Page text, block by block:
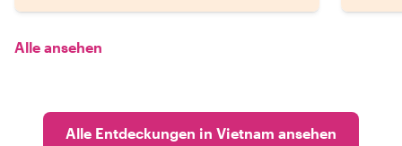
Alle ansehen
Alle Entdeckungen in Vietnam ansehen